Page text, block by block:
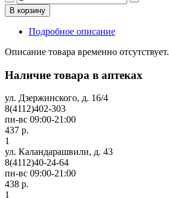
В корзину
Подробное описание
Описание товара временно отсутствует.
Наличие товара в аптеках
ул. Дзержинского, д. 16/4
8(4112)402-303
пн-вс 09:00-21:00
437 р.
1
ул. Каландарашвили, д. 43
8(4112)40-24-64
пн-вс 09:00-21:00
438 р.
1